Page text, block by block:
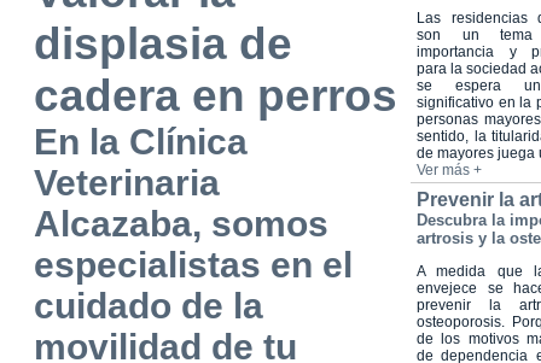
displasia de
cadera en perros
En la Clínica
Veterinaria
Alcazaba, somos
especialistas en el
cuidado de la
movilidad de tu
Las residencias
son un
importancia y
para la sociedad
se espera un
significativo en la
personas
sentido, la
de mayores juega
Ver más +
Prevenir la
Descubra la
artrosis y la
A medida que
envejece se
prevenir la
osteoporosis.
de los motivos
de dependencia